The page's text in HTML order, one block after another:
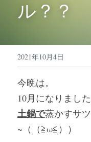
取扱商品
婦人バッグ・
婦人バッグ
財布
靴下
社会貢献活動
Q&A
ル？？
2021年10月4日
今晩は。
10月になりまし
土鍋で蒸かすサ
~（（≧ω≦））